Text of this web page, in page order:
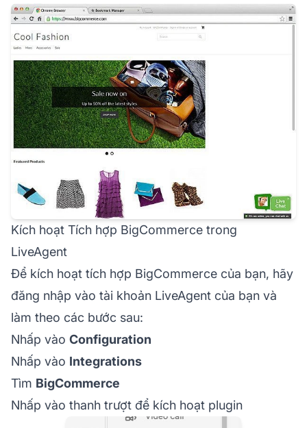
Kích hoạt Tích hợp BigCommerce trong
LiveAgent
Để kích hoạt tích hợp BigCommerce của bạn, hãy
đăng nhập vào tài khoản LiveAgent của bạn và
làm theo các bước sau:
Nhấp vào Configuration
Nhấp vào Integrations
Tìm BigCommerce
Nhấp vào thanh trượt để kích hoạt plugin